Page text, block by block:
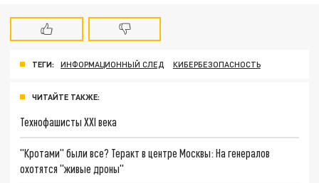
ТЕГИ: ИНФОРМАЦИОННЫЙ СЛЕД КИБЕРБЕЗОПАСНОСТЬ
ЧИТАЙТЕ ТАКЖЕ:
Технофашисты XXI века
"Кротами" были все? Теракт в центре Москвы: На генералов
охотятся "живые дроны"